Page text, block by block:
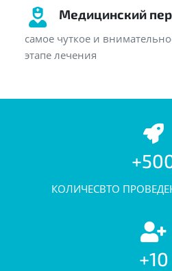
Медицинский
самое чуткое и
этапе лечения
КОЛИЧЕСВТО
+10